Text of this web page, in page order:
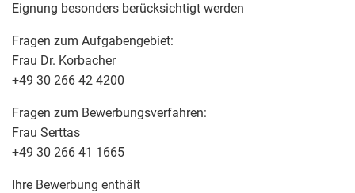
Eignung besonders berücksichtigt werden
Fragen zum Aufgabengebiet:
Frau Dr. Korbacher
+49 30 266 42 4200
Fragen zum Bewerbungsverfahren:
Frau Serttas
+49 30 266 41 1665
Ihre Bewerbung enthält